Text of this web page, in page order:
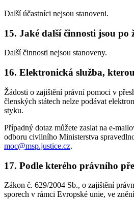
Další účastníci nejsou stanoveni.
15. Jaké další činnosti jsou po
Další činnosti nejsou stanoveny.
16. Elektronická služba,
Žádosti o zajištění právní pomoci v
členských státech nelze podávat
styku.
Případný dotaz můžete zaslat na e-
odboru civilního Ministerstva
moc@msp.justice.cz.
17. Podle kterého právního
Zákon č. 629/2004 Sb., o zajištění
sporech v rámci Evropské unie, ve